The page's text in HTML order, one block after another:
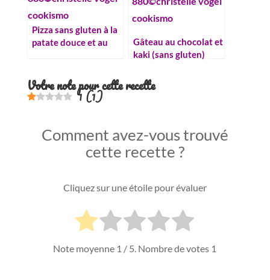
Pizza sans gluten à la
patate douce et au
Gâteau au chocolat et
kaki (sans gluten)
Votre note pour cette recette
1(1)
Comment avez-vous trouvé
cette recette ?
Cliquez sur une étoile pour évaluer
Note moyenne 1 / 5. Nombre de votes 1